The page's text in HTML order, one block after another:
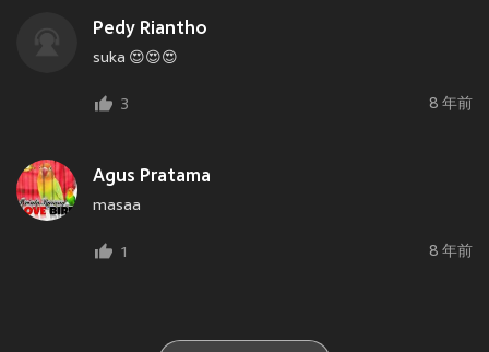
Pedy Riantho
suka 😍😍😍
3 8 年前
Agus Pratama
masaa
1 8 年前